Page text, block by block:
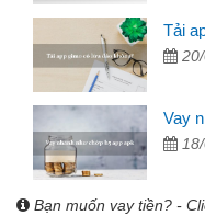
Tải
Vay
Bạn muốn vay tiền? -